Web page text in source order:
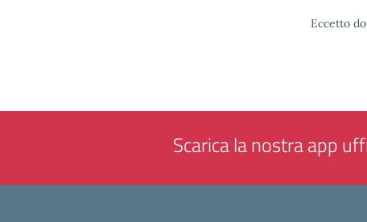
Eccetto
Scarica la nostra app